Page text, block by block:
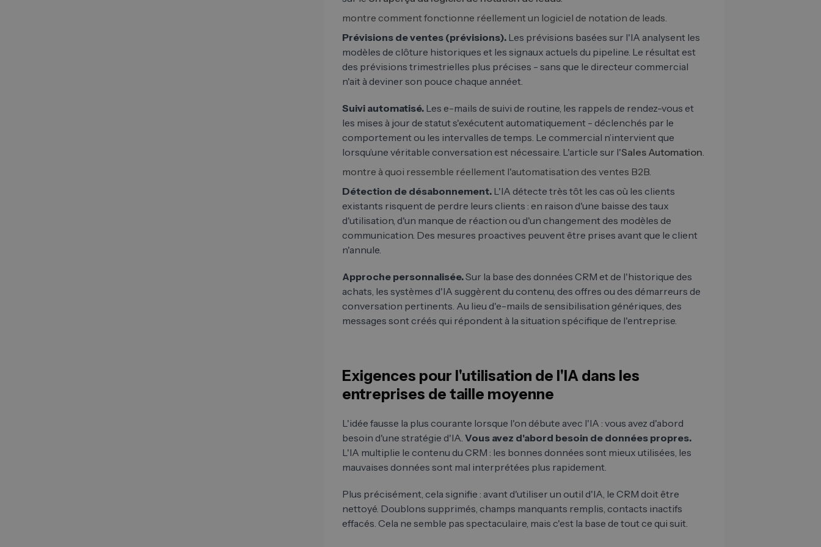
montre comment fonctionne réellement un logiciel de notation de leads.
Prévisions de ventes (prévisions). Les prévisions basées sur l'IA analysent les
modèles de clôture historiques et les signaux actuels du pipeline. Le résultat est
des prévisions trimestrielles plus précises - sans que le directeur commercial
n'ait à deviner son pouce chaque annéet.
Suivi automatisé. Les e-mails de suivi de routine, les rappels de rendez-vous et
les mises à jour de statut s'exécutent automatiquement - déclenchés par le
comportement ou les intervalles de temps. Le commercial n’intervient que
lorsqu’une véritable conversation est nécessaire. L'article sur l'Sales Automation.
montre à quoi ressemble réellement l'automatisation des ventes B2B.
Détection de désabonnement. L'IA détecte très tôt les cas où les clients
existants risquent de perdre leurs clients : en raison d'une baisse des taux
d'utilisation, d'un manque de réaction ou d'un changement des modèles de
communication. Des mesures proactives peuvent être prises avant que le client
n'annule.
Approche personnalisée.Sur la base des données CRM et de l'historique des
achats, les systèmes d'IA suggèrent du contenu, des offres ou des démarreurs de
conversation pertinents. Au lieu d'e-mails de sensibilisation génériques, des
messages sont créés qui répondent à la situation spécifique de l'entreprise.
Exigences pour l'utilisation de l'IA dans les
entreprises de taille moyenne
L'idée fausse la plus courante lorsque l'on débute avec l'IA : vous avez d'abord
besoin d'une stratégie d'IA. Vous avez d'abord besoin de données propres.
L'IA multiplie le contenu du CRM : les bonnes données sont mieux utilisées, les
mauvaises données sont mal interprétées plus rapidement.
Plus précisément, cela signifie : avant d'utiliser un outil d'IA, le CRM doit être
nettoyé. Doublons supprimés, champs manquants remplis, contacts inactifs
effacés. Cela ne semble pas spectaculaire, mais c'est la base de tout ce qui suit.